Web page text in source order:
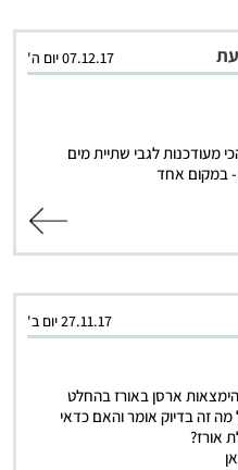
07.12.17 יום ה'
מעודכנות לגבי שתיית מים
- במקום אחד
27.11.17 יום ב'
ארסן באורז בהחלט
זה בדיוק אומר והאם כדאי
אורז?